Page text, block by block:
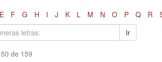
E F G H I J K L M N O P Q R
Ir
de 159